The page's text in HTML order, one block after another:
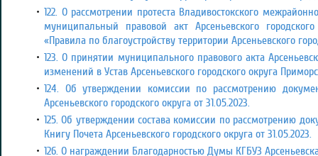
122. О рассмотрении протеста Владивостокского
муниципальный правовой акт Арсеньевского
«Правила по благоустройству территории Арсеньевского
123.О принятии муниципального правового акта
изменений в Устав Арсеньевского городского округа
124. Об утверждении комиссии по рассмотрению
Арсеньевского городского округа от 31.05.2023.
125. Об утверждении состава комиссии по рассмотрению
Книгу Почета Арсеньевского городского округа от 31.05.2023.
126. О награждении Благодарностью Думы КГБУЗ